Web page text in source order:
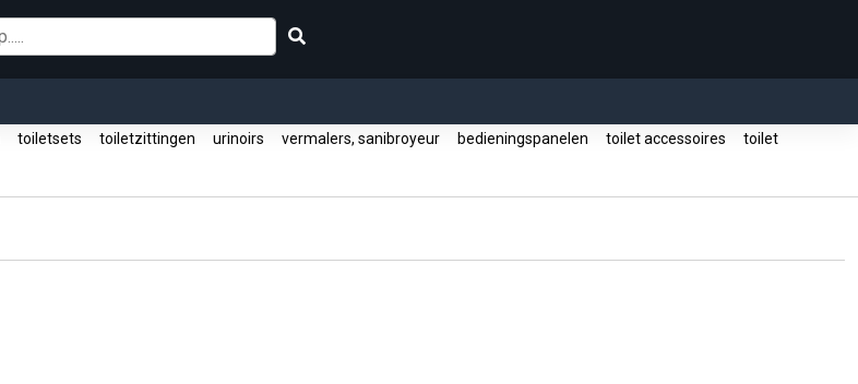
toiletsets toiletzittingen urinoirs vermalers, sanibroyeur bedieningspanelen toilet accessoires
toilet